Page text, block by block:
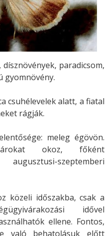
paradicsom,
gyomnövény.
csuhélevelek alatt, a fiatal
rágják.
meleg égövön.
okoz, főként
szeptemberi
közeli időszakba, csak a
idővel
ellene. Fontos,
való behatolásuk előtt